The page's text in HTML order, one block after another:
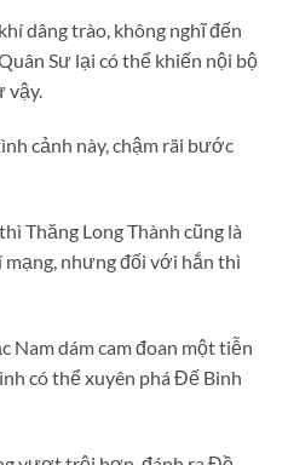
dâng trào, không nghĩ đến
Sư lại có thể khiến nội bộ
vậy.
cảnh này, chậm rãi bước
Thăng Long Thành cũng là
nhưng đối với hắn thì
Nam dám cam đoan một tiễn
có thể xuyên phá Đế Binh